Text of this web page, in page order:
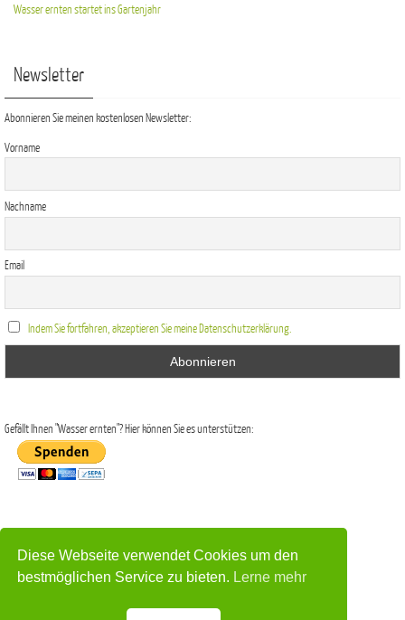
Wasser ernten startet ins Gartenjahr
Newsletter
Abonnieren Sie meinen kostenlosen Newsletter:
Vorname
Nachname
Email
Indem Sie fortfahren, akzeptieren Sie meine Datenschutzerklärung.
Gefällt Ihnen "Wasser ernten"? Hier können Sie es unterstützen:
Impressum|Datenschutz
Diese Webseite verwendet Cookies um den
bestmöglichen Service zu bieten. Lerne mehr